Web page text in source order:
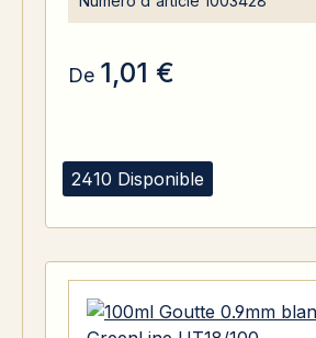
2410 Disponible
De 1,01 €